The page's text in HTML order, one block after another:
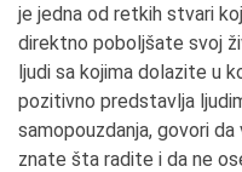
je jedna od retkih stvari
direktno poboljšate svoj
ljudi sa kojima dolazite u
pozitivno predstavlja
samopouzdanja, govori
znate šta radite i da ne